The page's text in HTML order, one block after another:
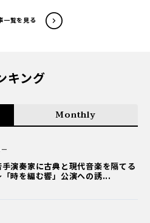
一覧を見る
キング
Monthly
演奏家に古典と現代音楽を隔てる
時を編む響」公演への誘...